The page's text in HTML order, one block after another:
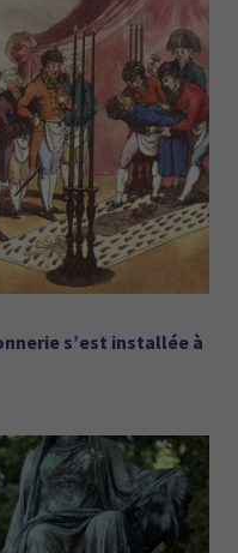
s’est installée à